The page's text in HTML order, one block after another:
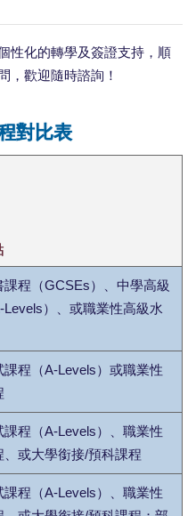
性化的轉學及簽證支持，順
，歡迎隨時諮詢！
對比表
程（GCSEs）、中學高級
）、或職業性高級水
程（A-Levels）或職業性
程（A-Levels）、職業性
或大學銜接/預科課程
程（A-Levels）、職業性